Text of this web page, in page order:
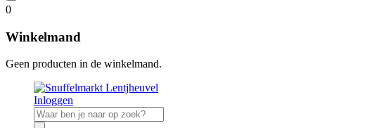
0
Winkelmand
Geen producten in de winkelmand.
Inloggen